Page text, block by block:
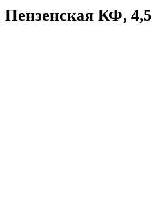
КФ, 4,5